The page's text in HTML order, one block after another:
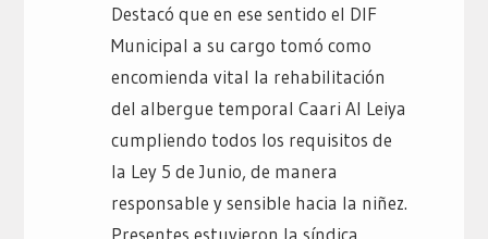
Destacó que en ese sentido el DIF
Municipal a su cargo tomó como
encomienda vital la rehabilitación
del albergue temporal Caari Al Leiya
cumpliendo todos los requisitos de
la Ley 5 de Junio, de manera
responsable y sensible hacia la niñez.
Presentes estuvieron la síndica